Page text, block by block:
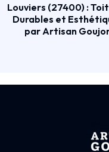
Louviers (27400) :
Durables et
par Artisan